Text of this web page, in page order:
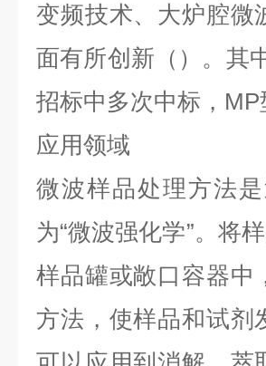
变频技术、大炉腔微
面有所创新 （ ） 。其
招标中多次中标， MP
应用领域
微波样品处理方法
为“微波强化学”。将
样品罐或敞口容器中
方法，使样品和试剂